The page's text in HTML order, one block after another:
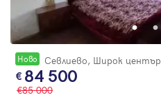
Новo Севлиево, Широк център
84 500
85 000